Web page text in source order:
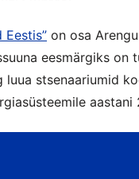
on osa
eesmärgiks
stsenaariumid
aastani